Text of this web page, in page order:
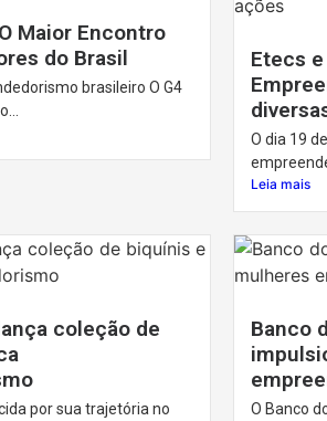
Maior Encontro
do Brasil
brasileiro O G4
Etecs
O dia 19
Leia mais
coleção de
por sua trajetória no
Banco
O Banco